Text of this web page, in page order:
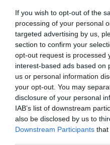
If you wish to opt-out of the
processing of your personal
targeted advertising by us,
section to confirm your
opt-out request is processed
interest-based ads based on
us or personal information
your opt-out. You may
disclosure of your personal
IAB’s list of downstream
also be disclosed by us to
Downstream Participants that
πολύς (σαλεμένος) λαός
δάκτυλο στη σκανδάλη.
ΜΠΑΛΑ
Η
Ο Ντόναλντ Τραμπ δεν